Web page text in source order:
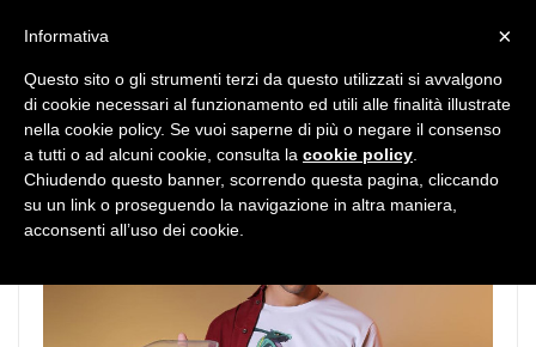
×
Informativa
Questo sito o gli strumenti terzi da questo utilizzati si avvalgono
di cookie necessari al funzionamento ed utili alle finalità illustrate
nella cookie policy. Se vuoi saperne di più o negare il consenso
a tutti o ad alcuni cookie, consulta la cookie policy
Chiudendo questo banner, scorrendo questa pagina, cliccando
su un link o proseguendo la navigazione in altra maniera,
acconsenti all’uso dei cookie.